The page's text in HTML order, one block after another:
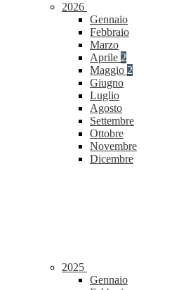
2026
Gennaio
Febbraio
Marzo
Aprile 2
Maggio 2
Giugno
Luglio
Agosto
Settembre
Ottobre
Novembre
Dicembre
2025
Gennaio